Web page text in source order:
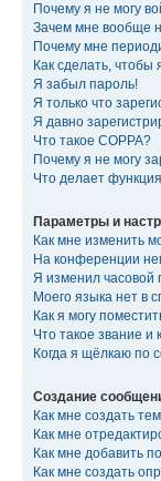
Почему я не могу
Зачем мне вообще
Почему мне
Как сделать, чтобы
Я забыл пароль!
Я только что
Я давно
Что такое COPPA?
Почему я не могу
Что делает
Параметры и
Как мне изменить
На конференции
Я изменил часовой
Моего языка нет в
Как я могу
Что такое звание и
Когда я щёлкаю по
Создание
Как мне создать
Как мне
Как мне добавить
Как мне создать